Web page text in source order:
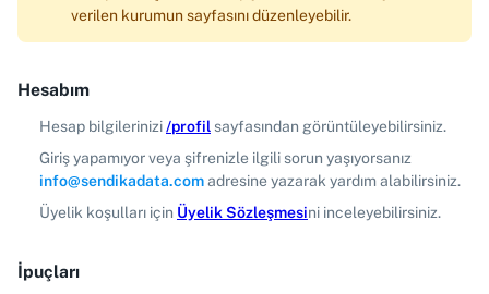
verilen kurumun sayfasını düzenleyebilir.
Hesabım
Hesap bilgilerinizi/profilsayfasından görüntüleyebilirsiniz.
Giriş yapamıyor veya şifrenizle ilgili sorun yaşıyorsanız
info@sendikadata.comadresine yazarak yardım alabilirsiniz.
Üyelik koşulları için Üyelik Sözleşmesini inceleyebilirsiniz.
İpuçları